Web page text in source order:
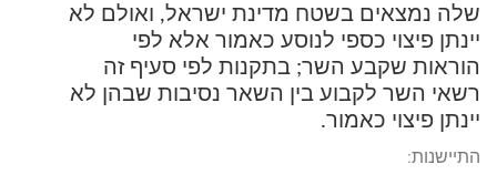
שלה נמצאים בשטח מדינת ישראל, ואולם לא
יינתן פיצוי כספי לנוסע כאמור אלא לפי
הוראות שקבע השר; בתקנות לפי סעיף זה
רשאי השר לקבוע בין השאר נסיבות שבהן לא
יינתן פיצוי כאמור.
התיישנות: